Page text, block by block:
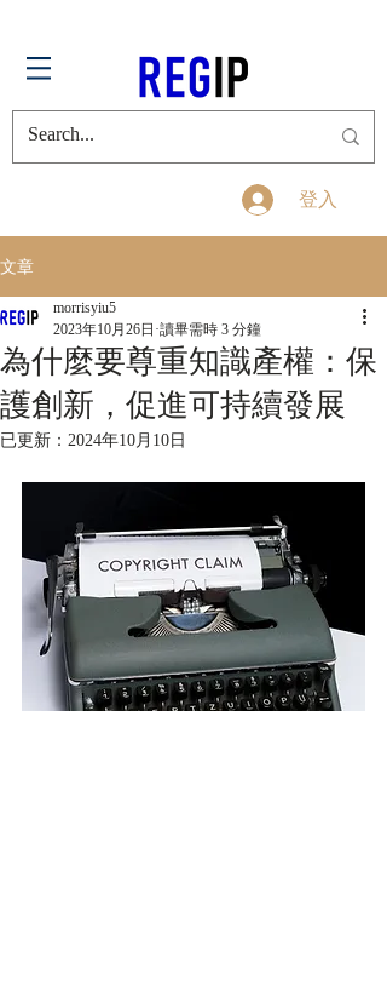
登入
文章
為什麼要尊重知識產權：保
護創新，促進可持續發展
morrisyiu5
2023年10月26日 讀畢需時 3 分鐘
已更新： 2024年10月10日